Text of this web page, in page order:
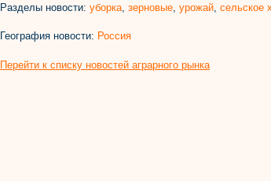
Разделы новости: уборка зерновые урожай сельское
География новости: Россия
Перейти к списку новостей аграрного рынка